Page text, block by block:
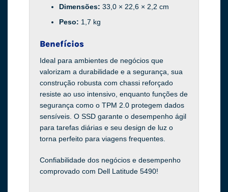
Dimensões: 33,0 × 22,6 × 2,2 cm
Peso: 1,7 kg
Benefícios
Ideal para ambientes de negócios que
valorizam a durabilidade e a segurança, sua
construção robusta com chassi reforçado
resiste ao uso intensivo, enquanto funções de
segurança como o TPM 2.0 protegem dados
sensíveis. O SSD garante o desempenho ágil
para tarefas diárias e seu design de luz o
torna perfeito para viagens frequentes.
Confiabilidade dos negócios e desempenho
comprovado com Dell Latitude 5490!